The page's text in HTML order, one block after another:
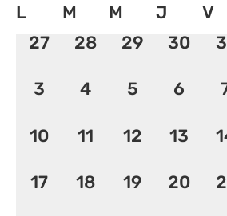
une
Calendrier
de
Évènements
L M M J V
0
27
0
28
0
29
0
30
0
0
3
0
4
0
5
0
6
0
10
0
11
0
12
0
13
0
0
17
0
18
0
19
0
20
0